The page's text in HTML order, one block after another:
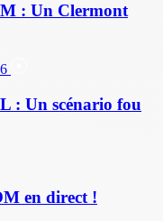
: Un Clermont
: Un scénario fou
en direct !